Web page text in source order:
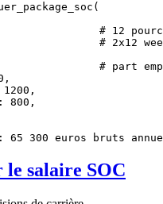
# 12
# 2x12
# part
,
1200 ,
: 800 ,
300 euros bruts
le salaire SOC